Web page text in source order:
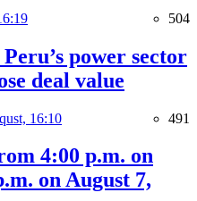
504
power sector
deal value
16:10 491
4:00 p.m. on
on August 7,